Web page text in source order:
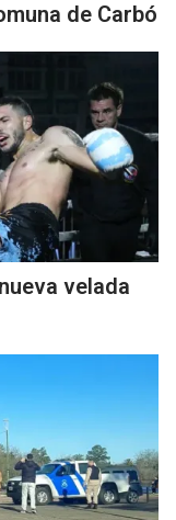
de Carbó
velada